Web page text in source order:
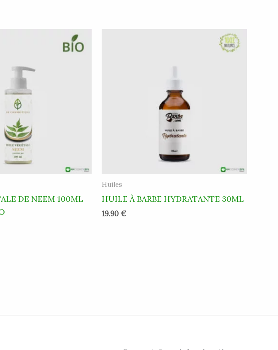
DE NEEM 100ML
Huiles
HUILE À BARBE HYDRATANTE 30ML
19.90 €